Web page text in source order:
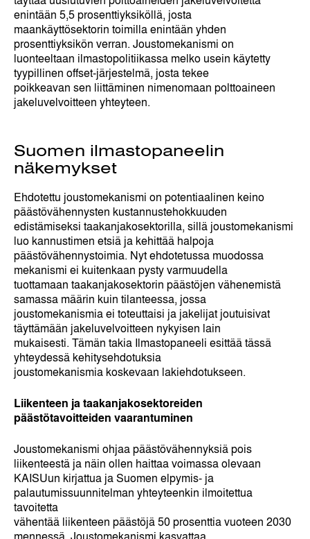
enintään 5,5 prosenttiyksiköllä, josta
maankäyttösektorin toimilla enintään yhden
prosenttiyksikön verran. Joustomekanismi on
luonteeltaan ilmastopolitiikassa melko usein käytetty
tyypillinen offset-järjestelmä, josta tekee
poikkeavan sen liittäminen nimenomaan polttoaineen
jakeluvelvoitteen yhteyteen.
Suomen ilmastopaneelin
näkemykset
Ehdotettu joustomekanismi on potentiaalinen keino
päästövähennysten kustannustehokkuuden
edistämiseksi taakanjakosektorilla, sillä joustomekanismi
luo kannustimen etsiä ja kehittää halpoja
päästövähennystoimia. Nyt ehdotetussa muodossa
mekanismi ei kuitenkaan pysty varmuudella
tuottamaan taakanjakosektorin päästöjen vähenemistä
samassa määrin kuin tilanteessa, jossa
joustomekanismia ei toteuttaisi ja jakelijat joutuisivat
täyttämään jakeluvelvoitteen nykyisen lain
mukaisesti. Tämän takia Ilmastopaneeli esittää tässä
yhteydessä kehitysehdotuksia
joustomekanismia koskevaan lakiehdotukseen.
Liikenteen ja taakanjakosektoreiden
päästötavoitteiden vaarantuminen
Joustomekanismi ohjaa päästövähennyksiä pois
liikenteestä ja näin ollen haittaa voimassa olevaan
KAISUun kirjattua ja Suomen elpymis- ja
palautumissuunnitelman yhteyteenkin ilmoitettua
tavoitetta
vähentää liikenteen päästöjä 50 prosenttia vuoteen 2030